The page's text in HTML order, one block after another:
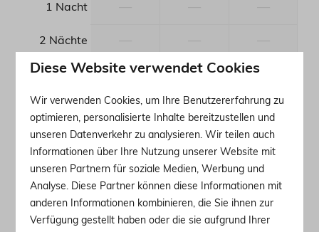
1 Nacht
2 Nächte
3 Nächte — — —
— — —
5 Nächte — — —
6 Nächte — — —
7 Nächte — 2.500 € —
Diese Website verwendet Cookies
Wir verwenden Cookies, um Ihre Benutzererfahrung zu
optimieren, personalisierte Inhalte bereitzustellen und
unseren Datenverkehr zu analysieren. Wir teilen auch
Informationen über Ihre Nutzung unserer Website mit
unseren Partnern für soziale Medien, Werbung und
Analyse. Diese Partner können diese Informationen mit
anderen Informationen kombinieren, die Sie ihnen zur
Verfügung gestellt haben oder die sie aufgrund Ihrer